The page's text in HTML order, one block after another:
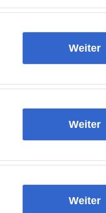
Weiter
Weiter
Weiter